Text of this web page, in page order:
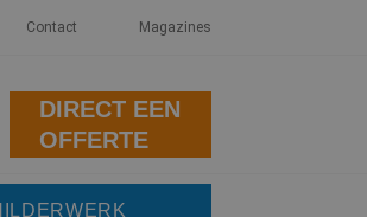
Contact Magazines
DIRECT EEN
OFFERTE